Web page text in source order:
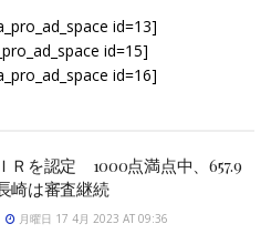
id=13]
id=15]
id=16]
Ｒを認定 1000点満点中、657.9
崎は審査継続
月曜日 17 4月 2023 AT 09:36